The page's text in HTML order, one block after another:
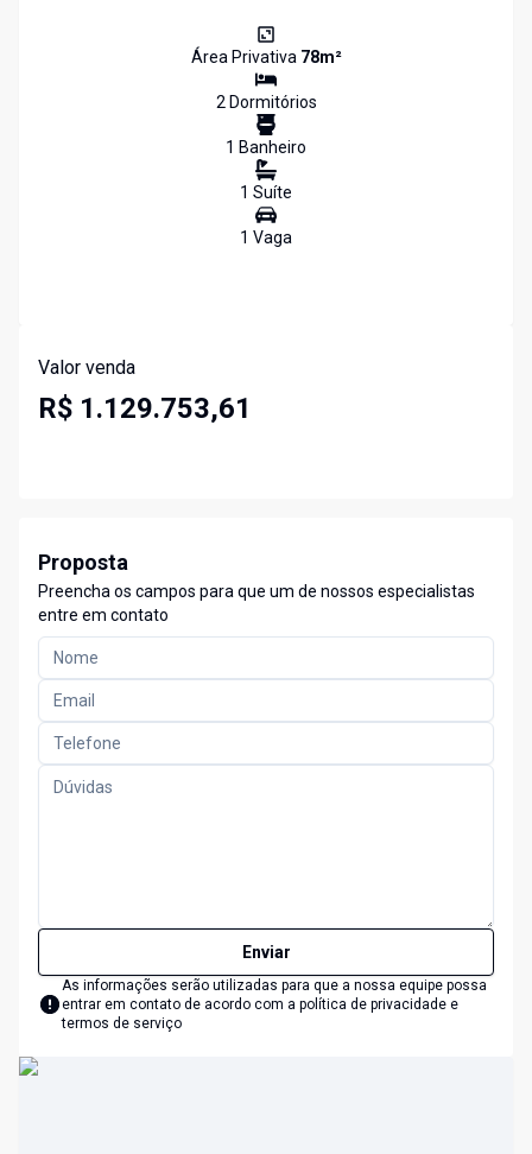
Área Privativa 78m²
2Dormitórios
1 Banheiro
1 Suíte
1 Vaga
Valor venda
R$ 1.129.753,61
Proposta
Preencha os campos para que um de nossos especialistas
entre em contato
Enviar
As informações serão utilizadas para que a nossa equipe possa
entrar em contato de acordo com a política de privacidade e
termos de serviço